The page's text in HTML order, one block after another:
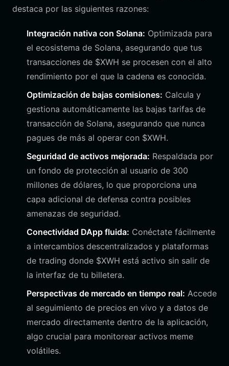
destaca por las siguientes razones:
Integración nativa con Solana: Optimizada para
el ecosistema de Solana, asegurando que tus
transacciones de $XWH se procesen con el alto
rendimiento por el que la cadena es conocida.
Optimización de bajas comisiones: Calcula y
gestiona automáticamente las bajas tarifas de
transacción de Solana, asegurando que nunca
pagues de más al operar con $XWH.
Seguridad de activos mejorada: Respaldada por
un fondo de protección al usuario de 300
millones de dólares, lo que proporciona una
capa adicional de defensa contra posibles
amenazas de seguridad.
Conectividad DApp fluida: Conéctate fácilmente
a intercambios descentralizados y plataformas
de trading donde $XWH está activo sin salir de
la interfaz de tu billetera.
Perspectivas de mercado en tiempo real: Accede
al seguimiento de precios en vivo y a datos de
mercado directamente dentro de la aplicación,
algo crucial para monitorear activos meme
volátiles.